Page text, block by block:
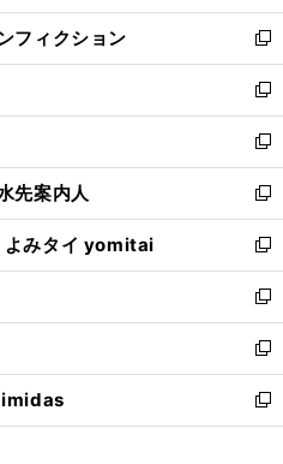
開
く
ウ
で
開
く
ン
ド
ウ
で
開
く
ウ
ィ
ン
ド
ウ
で
開
く
フィクション
新
し
い
ウ
ィ
ン
ド
ウ
で
開
く
新
し
い
ウ
ィ
ン
ド
ウ
で
開
く
新
し
い
ウ
ィ
ン
ド
ウ
で
開
く
先案内人
新
し
い
ウ
ィ
ン
ド
ウ
で
開
よみタイ yomitai
新
し
い
ウ
ィ
ン
ド
ウ
新
し
い
ウ
ィ
ン
新
し
い
ウ
imidas
新
し